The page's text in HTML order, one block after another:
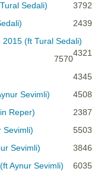
Sedali)
3792
2439
(ft Tural Sedali)
4321
7570
4345
Sevimli)
4508
Reper)
2387
Sevimli)
5503
Sevimli)
3846
Aynur Sevimli)
6035